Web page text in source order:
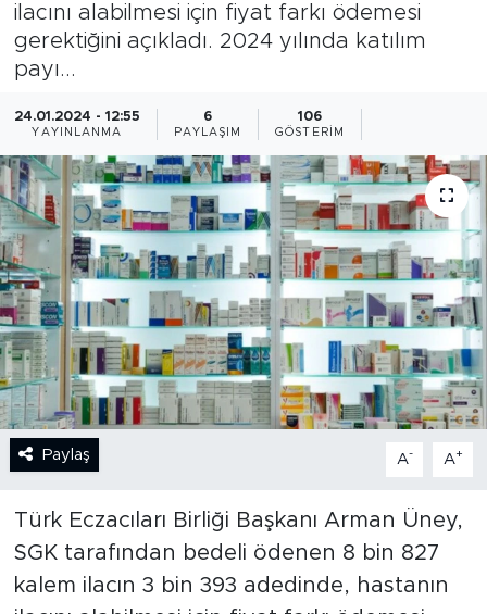
ilacını alabilmesi için fiyat farkı ödemesi
gerektiğini açıkladı. 2024 yılında katılım
payı...
24.01.2024 - 12:55
YAYINLANMA
6
PAYLAŞIM
106
GÖSTERIM
Paylaş A- A+
Türk Eczacıları Birliği Başkanı Arman Üney,
SGK tarafından bedeli ödenen 8 bin 827
kalem ilacın 3 bin 393 adedinde, hastanın
KARİKATÜR
BİLİM-TEKNOLOJİ
RÖPÖRTAJ
ANALİZ
NOSTALJİ
KULİS
YAZARLAR
DİNİ
POLİTİKA
EKONOMİ
SPOR
Haber Arşivi